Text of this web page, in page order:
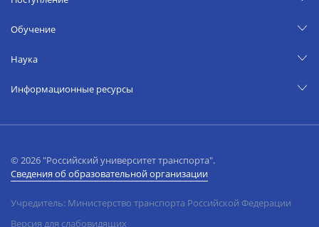
Обучение
Наука
Информационные ресурсы
© 2026 "Российский университет транспорта".
Сведения об образовательной организации
Учредитель: Министерство транспорта Российской Федерации
Версия для слабовидящих